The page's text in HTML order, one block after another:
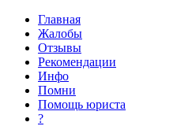
Главная
Жалобы
Отзывы
Рекомендации
Инфо
Помни
Помощь юриста
?